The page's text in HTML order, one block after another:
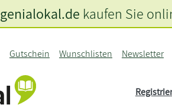
Gutschein Wunschlisten Newsletter
genialokal.de kaufen Sie